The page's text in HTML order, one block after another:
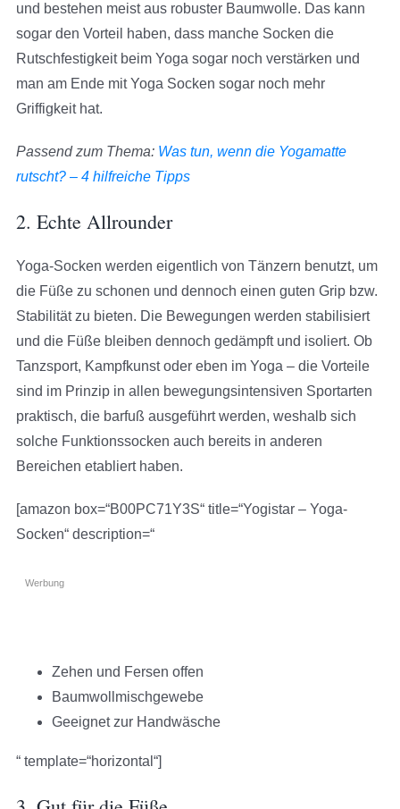
und bestehen meist aus robuster Baumwolle. Das kann
sogar den Vorteil haben, dass manche Socken die
Rutschfestigkeit beim Yoga sogar noch verstärken und
man am Ende mit Yoga Socken sogar noch mehr
Griffigkeit hat.
Passend zum Thema: Was tun, wenn die Yogamatte
rutscht? – 4 hilfreiche Tipps
2. Echte Allrounder
Yoga-Socken werden eigentlich von Tänzern benutzt, um
die Füße zu schonen und dennoch einen guten Grip bzw.
Stabilität zu bieten. Die Bewegungen werden stabilisiert
und die Füße bleiben dennoch gedämpft und isoliert. Ob
Tanzsport, Kampfkunst oder eben im Yoga – die Vorteile
sind im Prinzip in allen bewegungsintensiven Sportarten
praktisch, die barfuß ausgeführt werden, weshalb sich
solche Funktionssocken auch bereits in anderen
Bereichen etabliert haben.
[amazon box=“B00PC71Y3S“ title=“Yogistar – Yoga-
Socken“ description=“
Werbung
Zehen und Fersen offen
Baumwollmischgewebe
Geeignet zur Handwäsche
“ template=“horizontal“]